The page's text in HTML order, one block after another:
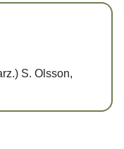
S. Olsson,